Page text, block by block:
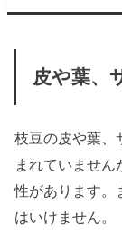
皮や葉、
枝豆の皮や葉、
まれていませ
性があります。
はいけません。